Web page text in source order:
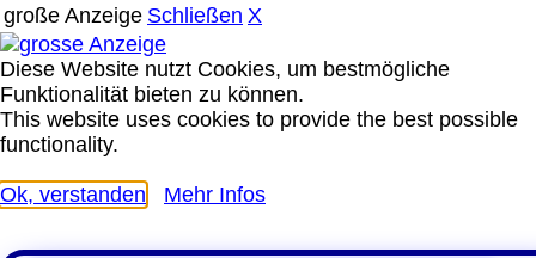
große Anzeige Schließen X
Diese Website nutzt Cookies, um bestmögliche
Funktionalität bieten zu können.
This website uses cookies to provide the best possible
functionality.
Ok, verstanden Mehr Infos